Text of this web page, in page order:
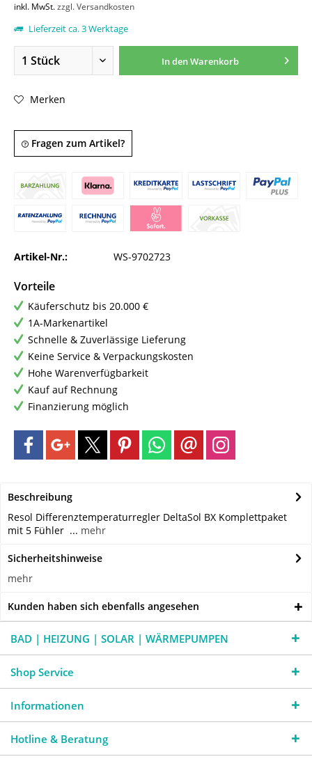
inkl. MwSt.zzgl. Versandkosten
Lieferzeit ca. 3 Werktage
In denWarenkorb
Merken
Fragen zum Artikel?
Artikel-Nr.: WS-9702723
Vorteile
Käuferschutz bis 20.000 €
1A-Markenartikel
Schnelle & Zuverlässige Lieferung
Keine Service & Verpackungskosten
Hohe Warenverfügbarkeit
Kauf auf Rechnung
Finanzierung möglich
Beschreibung
Resol Differenztemperaturregler DeltaSol BX Komplettpaket
mit 5 Fühler ... mehr
Sicherheitshinweise
mehr
Kunden haben sich ebenfalls angesehen
BAD | HEIZUNG | SOLAR | WÄRMEPUMPEN
Shop Service
Informationen
Hotline & Beratung